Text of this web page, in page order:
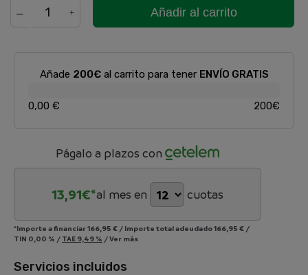
Añadir al carrito
Añade 200€al carrito para tener ENVÍO GRATIS
0,00 € 200€
Págalo a plazos con
13,91€*al mes en cuotas
*Importe a financiar166,95 € / Importe total adeudado166,95 € /
TIN 0,00 % / TAE 9,49 % /Ver más
Servicios incluidos